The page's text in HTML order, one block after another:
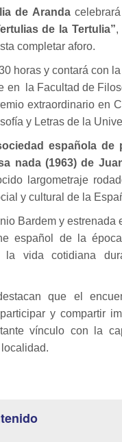
de Arandacelebrará
de la Tertulia”,
completar aforo.
horas y contará con
en la Facultad de
extraordinario en
y Letras de la
española
nada (1963) de
largometraje
y cultural de la
Bardem y estrenada
español de la
vida cotidiana
que el
y compartir
vínculo con la